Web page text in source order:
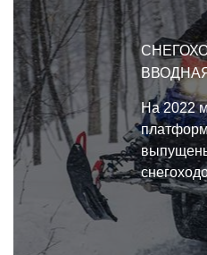
На 2022
нас ждёт
Boost.